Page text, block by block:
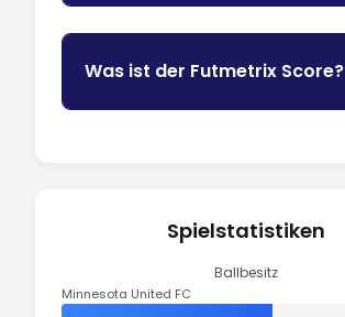
Was ist der Futmetrix Score?
Spielstatistiken
Ballbesitz
Minnesota United FC